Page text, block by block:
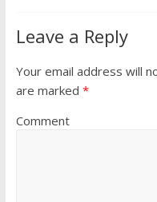
Leave a Reply
Your email address will
are marked *
Comment